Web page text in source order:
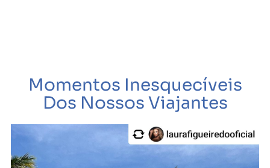
Momentos Inesquecíveis
Dos Nossos Viajantes